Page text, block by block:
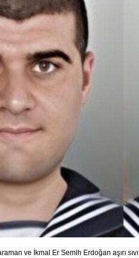
ve İkmal Er Semih Erdoğan aşırı